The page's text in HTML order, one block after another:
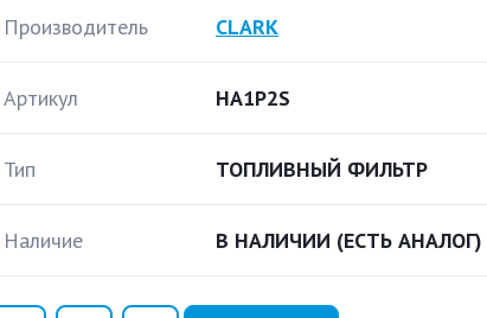
Производитель CLARK
Артикул HA1P2S
Тип ТОПЛИВНЫЙ ФИЛЬТР
Наличие В НАЛИЧИИ (ЕСТЬ АНАЛОГ)